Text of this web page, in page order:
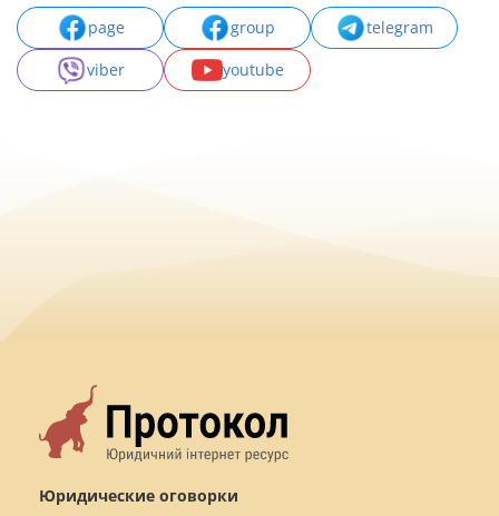
page group
telegram
viber
youtube
Юридические оговорки